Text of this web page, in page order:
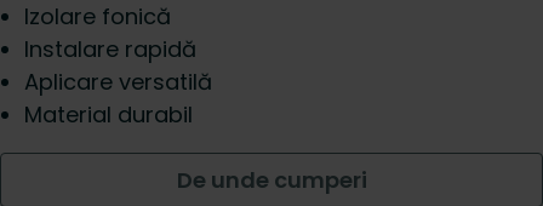
Izolare fonică
Instalare rapidă
Aplicare versatilă
Material durabil
De unde cumperi